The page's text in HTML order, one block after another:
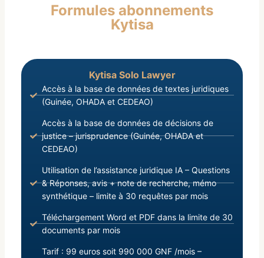
septembre 2021, portant prorogation des Lois
Nationales, des Conventions, Traités et Accords
Formules abonnements
Kytisa
Kytisa Solo Lawyer
Accès à la base de données de textes juridiques
(Guinée, OHADA et CEDEAO)
Accès à la base de données de décisions de
justice – jurisprudence (Guinée, OHADA et
CEDEAO)
Utilisation de l’assistance juridique IA – Questions
& Réponses, avis + note de recherche, mémo
synthétique – limite à 30 requêtes par mois
Téléchargement Word et PDF dans la limite de 30
documents par mois
Tarif : 99 euros soit 990 000 GNF /mois –